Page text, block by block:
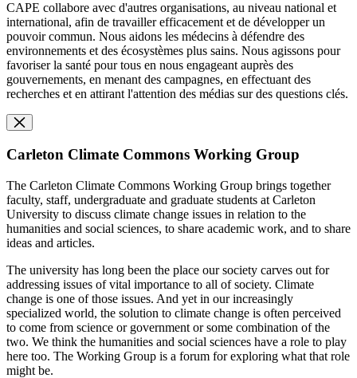
CAPE collabore avec d'autres organisations, au niveau national et
international, afin de travailler efficacement et de développer un
pouvoir commun. Nous aidons les médecins à défendre des
environnements et des écosystèmes plus sains. Nous agissons pour
favoriser la santé pour tous en nous engageant auprès des
gouvernements, en menant des campagnes, en effectuant des
recherches et en attirant l'attention des médias sur des questions clés.
Carleton Climate Commons Working Group
The Carleton Climate Commons Working Group brings together
faculty, staff, undergraduate and graduate students at Carleton
University to discuss climate change issues in relation to the
humanities and social sciences, to share academic work, and to share
ideas and articles.
The university has long been the place our society carves out for
addressing issues of vital importance to all of society. Climate
change is one of those issues. And yet in our increasingly
specialized world, the solution to climate change is often perceived
to come from science or government or some combination of the
two. We think the humanities and social sciences have a role to play
here too. The Working Group is a forum for exploring what that role
might be.